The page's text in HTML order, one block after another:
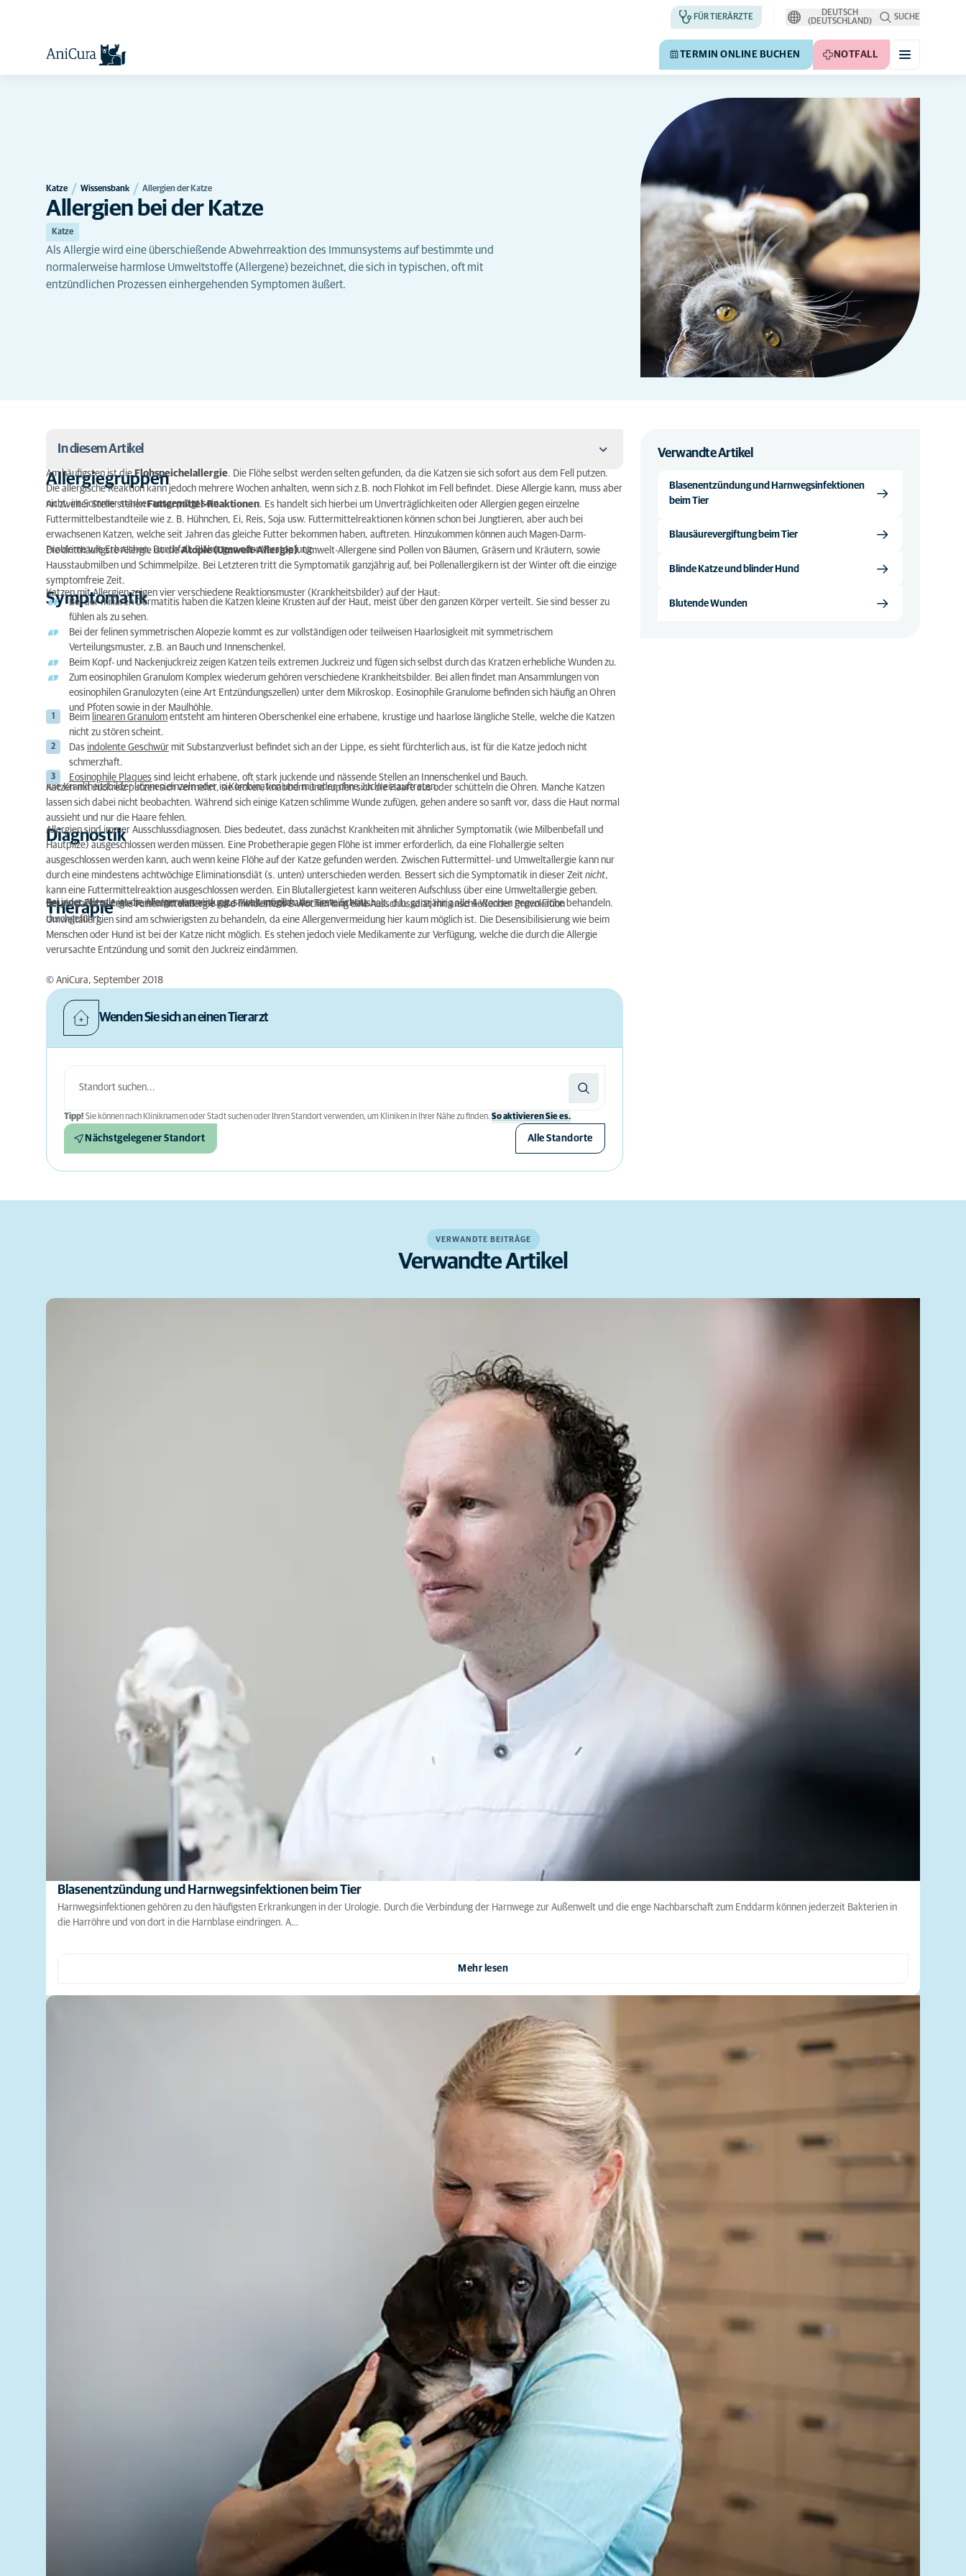
FÜR TIERÄRZTE
DEUTSCH
(DEUTSCHLAND)
SUCHE
TERMIN ONLINE BUCHEN NOTFALL
Katze Wissensbank Allergien der Katze
Allergien bei der Katze
Katze
Als Allergie wird eine überschießende Abwehrreaktion des Immunsystems auf bestimmte und
normalerweise harmlose Umweltstoffe (Allergene) bezeichnet, die sich in typischen, oft mit
entzündlichen Prozessen einhergehenden Symptomen äußert.
In diesem Artikel
Allergiegruppen
Symptomatik
Diagnostik
Therapie
Allergiegruppen
Am häufigsten ist dieFlohspeichelallergie. Die Flöhe selbst werden selten gefunden, da die Katzen sie sich sofort aus dem Fell putzen.
Die allergische Reaktion kann jedoch mehrere Wochen anhalten, wenn sich z.B. noch Flohkot im Fell befindet. Diese Allergie kann, muss aber
nicht, im Sommer stärker ausgeprägt sein.
An zweiter Stelle stehenFuttermittel-Reaktionen. Es handelt sich hierbei um Unverträglichkeiten oder Allergien gegen einzelne
Futtermittelbestandteile wie z. B. Hühnchen, Ei, Reis, Soja usw. Futtermittelreaktionen können schon bei Jungtieren, aber auch bei
erwachsenen Katzen, welche seit Jahren das gleiche Futter bekommen haben, auftreten. Hinzukommen können auch Magen-Darm-
Probleme wie Erbrechen, Durchfall, Blähungen oder Verstopfung.
Die dritthäufigste Allergie ist dieAtopie (Umwelt-Allergie). Umwelt-Allergene sind Pollen von Bäumen, Gräsern und Kräutern, sowie
Hausstaubmilben und Schimmelpilze. Bei Letzteren tritt die Symptomatik ganzjährig auf, bei Pollenallergikern ist der Winter oft die einzige
symptomfreie Zeit.
Symptomatik
Katzen mit Allergien zeigen vier verschiedene Reaktionsmuster (Krankheitsbilder) auf der Haut:
Bei der miliaren Dermatitis haben die Katzen kleine Krusten auf der Haut, meist über den ganzen Körper verteilt. Sie sind besser zu
fühlen als zu sehen.
Bei der felinen symmetrischen Alopezie kommt es zur vollständigen oder teilweisen Haarlosigkeit mit symmetrischem
Verteilungsmuster, z.B. an Bauch und Innenschenkel.
Beim Kopf- und Nackenjuckreiz zeigen Katzen teils extremen Juckreiz und fügen sich selbst durch das Kratzen erhebliche Wunden zu.
Zum eosinophilen Granulom Komplex wiederum gehören verschiedene Krankheitsbilder. Bei allen findet man Ansammlungen von
eosinophilen Granulozyten (eine Art Entzündungszellen) unter dem Mikroskop. Eosinophile Granulome befinden sich häufig an Ohren
und Pfoten sowie in der Maulhöhle.
Beim linearen Granulom entsteht am hinteren Oberschenkel eine erhabene, krustige und haarlose längliche Stelle, welche die Katzen
nicht zu stören scheint.
Das indolente Geschwür mit Substanzverlust befindet sich an der Lippe, es sieht fürchterlich aus, ist für die Katze jedoch nicht
schmerzhaft.
Eosinophile Plaques sind leicht erhabene, oft stark juckende und nässende Stellen an Innenschenkel und Bauch.
Alle Krankheitsbilder können einzeln oder in Kombination und mit oder ohne Juckreiz auftreten.
Katzen mit Juckreiz putzen sich vermehrt, sie lecken, knabbern und rupfen sich die Haare aus oder schütteln die Ohren. Manche Katzen
lassen sich dabei nicht beobachten. Während sich einige Katzen schlimme Wunde zufügen, gehen andere so sanft vor, dass die Haut normal
aussieht und nur die Haare fehlen.
Diagnostik
Allergien sind immer Ausschlussdiagnosen. Dies bedeutet, dass zunächst Krankheiten mit ähnlicher Symptomatik (wie Milbenbefall und
Hautpilze) ausgeschlossen werden müssen. Eine Probetherapie gegen Flöhe ist immer erforderlich, da eine Flohallergie selten
ausgeschlossen werden kann, auch wenn keine Flöhe auf der Katze gefunden werden. Zwischen Futtermittel- und Umweltallergie kann nur
durch eine mindestens achtwöchige Eliminationsdiät (s. unten) unterschieden werden. Bessert sich die Symptomatik in dieser Zeit nicht,
kann eine Futtermittelreaktion ausgeschlossen werden. Ein Blutallergietest kann weiteren Aufschluss über eine Umweltallergie geben.
Therapie
Bei jeder Allergie ist die Allergenvermeidung, soweit möglich, der erste Schritt.
Bei einer Flohallergie beinhaltet dies eine gute Flohkontrolle aller Tiere im Haushalt, d.h. ganzjährig alle 4 Wochen gegen Flöhe behandeln.
Bei Verdacht auf eine Futtermittelallergie wird mindestens 8 Wochen lang eine Ausschlussdiät mit anschließender Provokation
durchgeführt.
Umweltallergien sind am schwierigsten zu behandeln, da eine Allergenvermeidung hier kaum möglich ist. Die Desensibilisierung wie beim
Menschen oder Hund ist bei der Katze nicht möglich. Es stehen jedoch viele Medikamente zur Verfügung, welche die durch die Allergie
verursachte Entzündung und somit den Juckreiz eindämmen.
© AniCura, September 2018
Wenden Sie sich an einen Tierarzt
Tipp! Sie können nach Kliniknamen oder Stadt suchen oder Ihren Standort verwenden, um Kliniken in Ihrer Nähe zu finden. So aktivieren Sie es.
Nächstgelegener Standort Alle Standorte
Verwandte Artikel
Blasenentzündung und Harnwegsinfektionen
beim Tier
Blausäurevergiftung beim Tier
Blinde Katze und blinder Hund
Blutende Wunden
VERWANDTE BEITRÄGE
Verwandte Artikel
Blasenentzündung und Harnwegsinfektionen beim Tier
Harnwegsinfektionen gehören zu den häufigsten Erkrankungen in der Urologie. Durch die Verbindung der Harnwege zur Außenwelt und die enge Nachbarschaft zum Enddarm können jederzeit Bakterien in
die Harröhre und von dort in die Harnblase eindringen. A…
Mehr lesen